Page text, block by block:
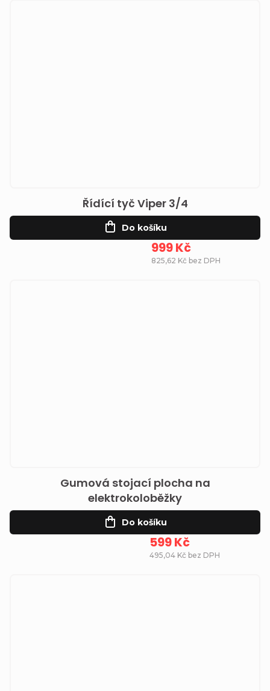
Řídící tyč Viper 3/4
825,62 Kč bez DPH
999 Kč
Do košíku
Gumová stojací plocha na
elektrokoloběžky
495,04 Kč bez DPH
599 Kč
Do košíku